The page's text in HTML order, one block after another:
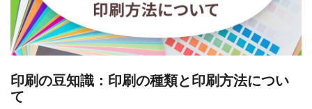
印刷の豆知識：印刷の種類と印刷方法につい
て